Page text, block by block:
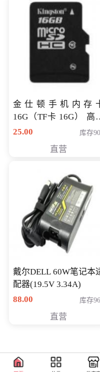
金仕顿手机内存
16G（TF卡 16G） 高
卡 CLASS 10
25.00 库存
直营
戴尔DELL 60W笔记本
配器(19.5V 3.34A)
88.00
库存
直营